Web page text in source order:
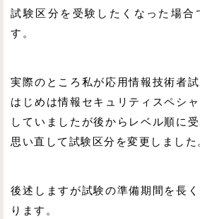
試験区分を受験したくなった場合
す。
実際のところ私が応用情報技術者
はじめは情報セキュリティスペシ
していましたが後からレベル順に
思い直して試験区分を変更しました
後述しますが試験の準備期間を長
ります。